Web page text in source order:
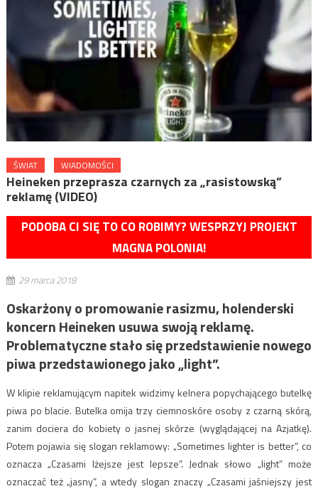
ŚWIAT WIADOMOŚCI
Heineken przeprasza czarnych za „rasistowską”
reklamę (VIDEO)
PODOBA CI SIĘ TO CO ROBIMY? WESPRZYJ PROJEKT
MAGNA POLONIA!
29 marca 2018
Oskarżony o promowanie rasizmu, holenderski
koncern Heineken usuwa swoją reklamę.
Problematyczne stało się przedstawienie nowego
piwa przedstawionego jako „light”.
W klipie reklamującym napitek widzimy kelnera popychającego butelkę
piwa po blacie. Butelka omija trzy ciemnoskóre osoby z czarną skórą,
zanim dociera do kobiety o jasnej skórze (wyglądającej na Azjatkę).
Potem pojawia się slogan reklamowy: „Sometimes lighter is better”, co
oznacza „Czasami lżejsze jest lepsze”. Jednak słowo „light” może
oznaczać też „jasny”, a wtedy slogan znaczy „Czasami jaśniejszy jest